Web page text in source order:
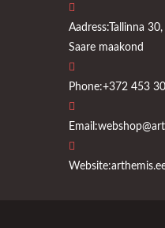
Aadress: Tallinna
Saare maakond
Phone:+372 453
Email:
Website: